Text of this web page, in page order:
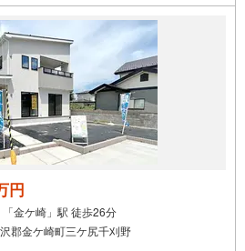
円
金ケ崎」駅 徒歩26分
郡金ケ崎町三ケ尻千刈野